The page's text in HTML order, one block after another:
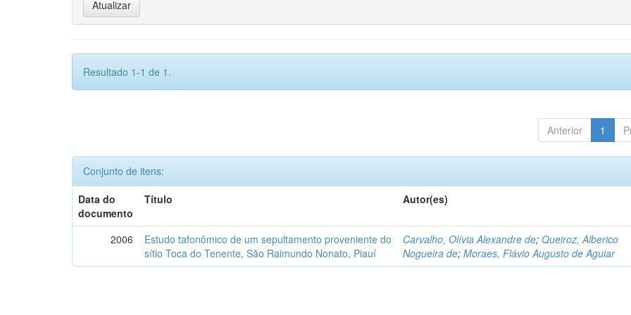
Resultado 1-1 de 1.
Anterior 1
Conjunto de itens:
Data do
documento
Título Autor(es)
2006
Estudo tafonômico de um sepultamento proveniente do
sítio Toca do Tenente, São Raimundo Nonato, Piauí
Carvalho, Olívia Alexandre de;Queiroz, Alberico
Nogueira de;Moraes, Flávio Augusto de Aguiar